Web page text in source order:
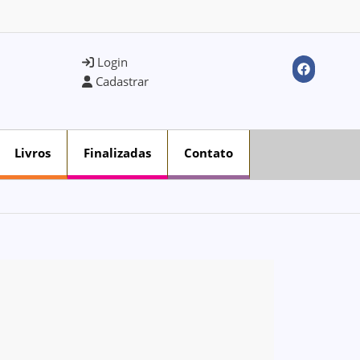
Login
Cadastrar
Livros Finalizadas Contato